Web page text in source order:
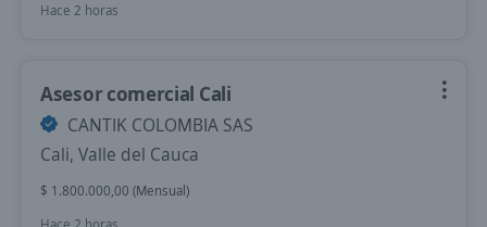
Hace 2 horas
Asesor comercial Cali
CANTIK COLOMBIA SAS
Cali, Valle del Cauca
$ 1.800.000,00 (Mensual)